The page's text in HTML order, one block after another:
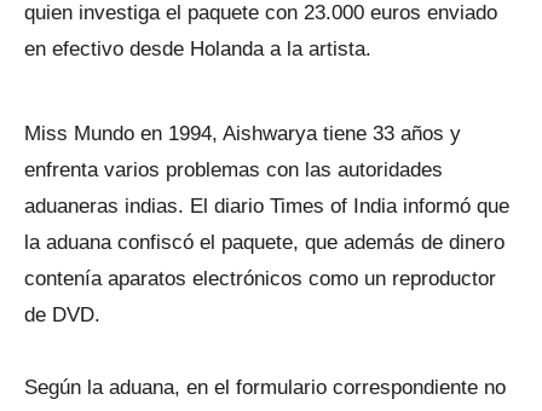
quien investiga el paquete con 23.000 euros enviado
en efectivo desde Holanda a la artista.
Miss Mundo en 1994, Aishwarya tiene 33 años y
enfrenta varios problemas con las autoridades
aduaneras indias. El diario Times of India informó que
la aduana confiscó el paquete, que además de dinero
contenía aparatos electrónicos como un reproductor
de DVD.
Según la aduana, en el formulario correspondiente no